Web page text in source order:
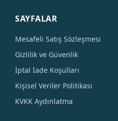
SAYFALAR
Mesafeli Satış Sözleşmesi
Gizlilik ve Güvenlik
İptal İade Koşulları
Kişisel Veriler Politikası
KVKK Aydınlatma